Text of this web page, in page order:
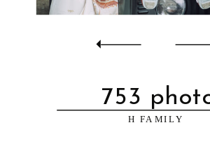
H FAMILY
753